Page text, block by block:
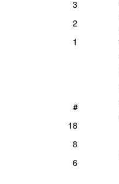
3
2
1
#
18
8
6